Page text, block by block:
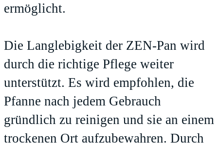
ermöglicht.
Die Langlebigkeit der ZEN-Pan wird
durch die richtige Pflege weiter
unterstützt. Es wird empfohlen, die
Pfanne nach jedem Gebrauch
gründlich zu reinigen und sie an einem
trockenen Ort aufzubewahren. Durch